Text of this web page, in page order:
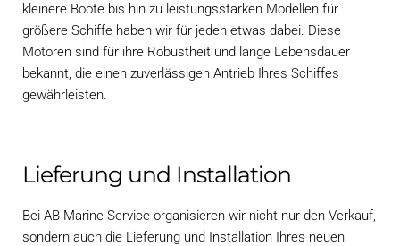
kleinere Boote bis hin zu leistungsstarken Modellen für
größere Schiffe haben wir für jeden etwas dabei. Diese
Motoren sind für ihre Robustheit und lange Lebensdauer
bekannt, die einen zuverlässigen Antrieb Ihres Schiffes
gewährleisten.
Lieferung und Installation
Bei AB Marine Service organisieren wir nicht nur den Verkauf,
sondern auch die Lieferung und Installation Ihres neuen